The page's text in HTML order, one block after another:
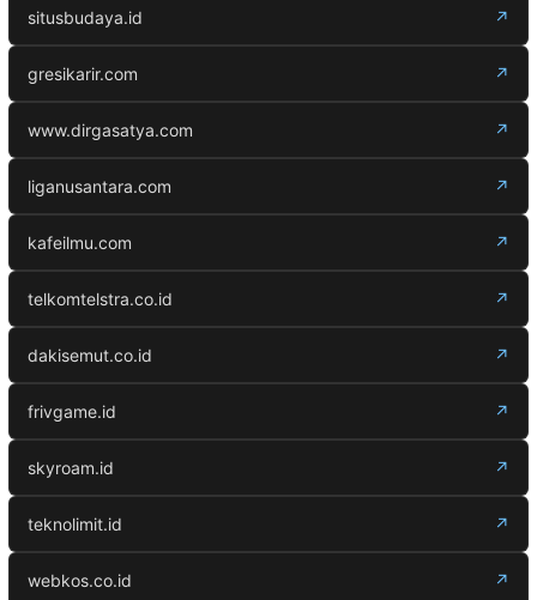
situsbudaya.id ↗
gresikarir.com ↗
www.dirgasatya.com ↗
liganusantara.com ↗
kafeilmu.com ↗
telkomtelstra.co.id ↗
dakisemut.co.id ↗
frivgame.id ↗
skyroam.id ↗
teknolimit.id ↗
webkos.co.id ↗